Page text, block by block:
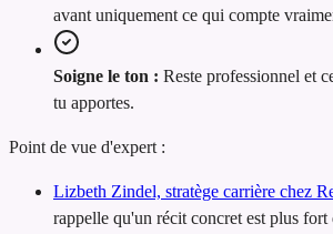
avant uniquement ce qui compte
Soigne le ton : Reste professionnel et
tu apportes.
Point de vue d'expert :
Lizbeth Zindel, stratège carrière chez
rappelle qu'un récit concret est plus